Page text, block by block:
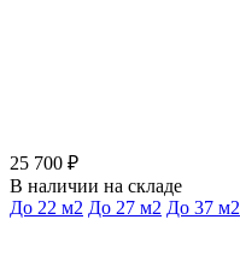
25 700 ₽
В наличии на складе
До 22 м2 До 27 м2 До 37 м2